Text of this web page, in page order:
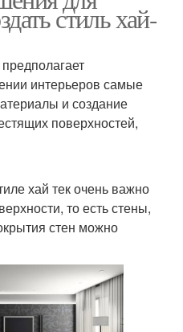
стиль хай-
интерьеров самые
и создание
поверхностей,
хай тек очень важно
то есть стены,
стен можно